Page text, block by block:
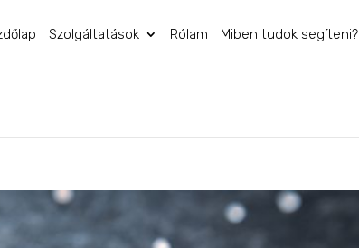
Szolgáltatások Rólam Miben tudok segíteni?